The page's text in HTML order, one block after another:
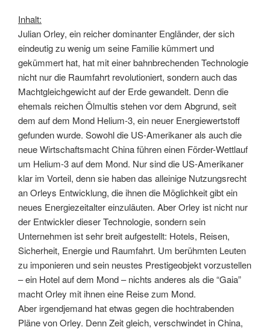
Inhalt:
Julian Orley, ein reicher dominanter Engländer, der sich
eindeutig zu wenig um seine Familie kümmert und
gekümmert hat, hat mit einer bahnbrechenden Technologie
nicht nur die Raumfahrt revolutioniert, sondern auch das
Machtgleichgewicht auf der Erde gewandelt. Denn die
ehemals reichen Ölmultis stehen vor dem Abgrund, seit
dem auf dem Mond Helium-3, ein neuer Energiewertstoff
gefunden wurde. Sowohl die US-Amerikaner als auch die
neue Wirtschaftsmacht China führen einen Förder-Wettlauf
um Helium-3 auf dem Mond. Nur sind die US-Amerikaner
klar im Vorteil, denn sie haben das alleinige Nutzungsrecht
an Orleys Entwicklung, die ihnen die Möglichkeit gibt ein
neues Energiezeitalter einzuläuten. Aber Orley ist nicht nur
der Entwickler dieser Technologie, sondern sein
Unternehmen ist sehr breit aufgestellt: Hotels, Reisen,
Sicherheit, Energie und Raumfahrt. Um berühmten Leuten
zu imponieren und sein neustes Prestigeobjekt vorzustellen
– ein Hotel auf dem Mond – nichts anderes als die “Gaia”
macht Orley mit ihnen eine Reise zum Mond.
Aber irgendjemand hat etwas gegen die hochtrabenden
Pläne von Orley. Denn Zeit gleich, verschwindet in China,